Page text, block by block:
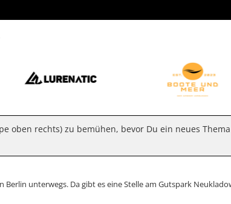
oben rechts) zu bemühen, bevor Du ein neues
unterwegs. Da gibt es eine Stelle am Gutspark